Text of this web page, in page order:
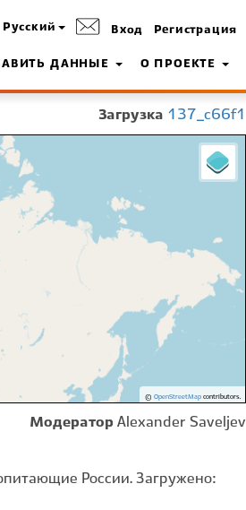
Русский Вход Регистрация
ДАННЫЕ О ПРОЕКТЕ
Загрузка 137_c66f1
© OpenStreetMapcontributors.
Модератор Alexander Saveljev
России. Загружено: